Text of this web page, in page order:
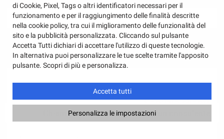
CONTATTACI
PERMUTA
RICHIEDI TEST DRIVE
I campi contrassegnati con * sono obbligatori.
Servizio clienti
+39 366 4236556
Chiama Contatta un consulente
di Cookie, Pixel, Tags o altri identificatori necessari per il
funzionamento e per il raggiungimento delle finalità descritte
nella cookie policy, tra cui il miglioramento delle funzionalità del
sito e la pubblicità personalizzata. Cliccando sul pulsante
Accetta Tutti dichiari di accettare l'utilizzo di queste tecnologie.
In alternativa puoi personalizzare le tue scelte tramite l'apposito
pulsante. Scopri di più e personalizza.
Accetta tutti
Personalizza le impostazioni